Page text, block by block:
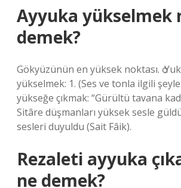
Ayyuka yükselmek
demek?
Gökyüzünün en yüksek noktası. ѻ
yükselmek: 1. (Ses ve tonla ilgili
yükseğe çıkmak: “Gürültü tavana
Sitâre düşmanları yüksek sesle
sesleri duyuldu (Sait Fâik).
Rezaleti ayyuka
ne demek?